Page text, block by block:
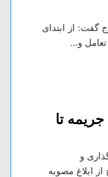
گفت: از ابتدای
و…
تخریب ماده ۱۰۰ به جریمه تا
و
ابلاغ مصوبه